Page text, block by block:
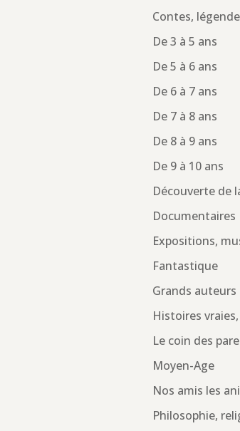
Contes,
De 3 à 5 ans
De 5 à 6 ans
De 6 à 7 ans
De 7 à 8 ans
De 8 à 9 ans
De 9 à 10 ans
Découverte de
Documentaires
Expositions,
Fantastique
Grands auteurs
Histoires
Le coin des
Moyen-Age
Nos amis les
Philosophie,